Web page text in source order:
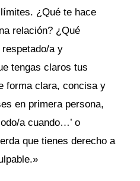
¿Qué te hace
relación? ¿Qué
a y
tengas claros tus
forma clara, concisa y
en primera persona,
a cuando…’ o
que tienes derecho a